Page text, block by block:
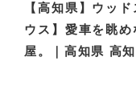
【高知県】ウッ
ウス】愛車を眺
屋。｜高知県 高